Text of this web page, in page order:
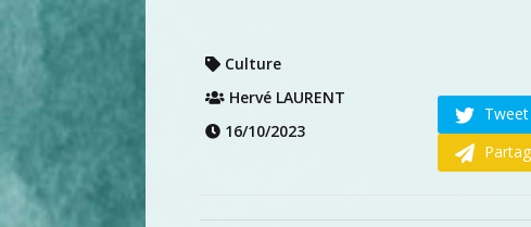
Culture
Hervé LAURENT
16/10/2023
Tweet